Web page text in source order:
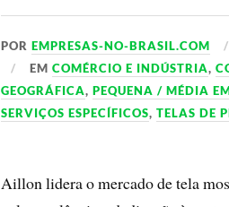
POREMPRESAS-NO-BRASIL.COM
EMCOMÉRCIO E INDÚSTRIA,
GEOGRÁFICA,PEQUENA / MÉDIA
SERVIÇOS ESPECÍFICOS,TELAS DE
Aillon lidera o mercado de tela